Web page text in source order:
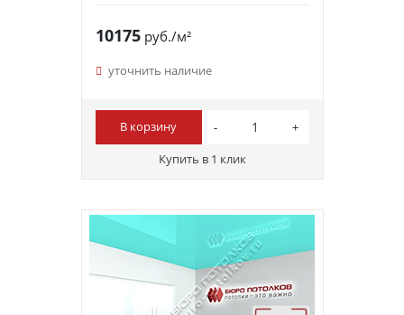
10175руб./м²
уточнить наличие
В корзину
Купить в 1 клик